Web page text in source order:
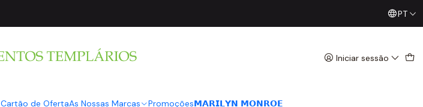
Iniciar sessão
Cartão de OfertaAs Nossas Marcas Promoções𝗠𝗔𝗥𝗜𝗟𝗬𝗡 𝗠𝗢𝗡𝗥𝗢𝗘
Já conhece os nossos Diretos? Todas as Segundas /PT
|